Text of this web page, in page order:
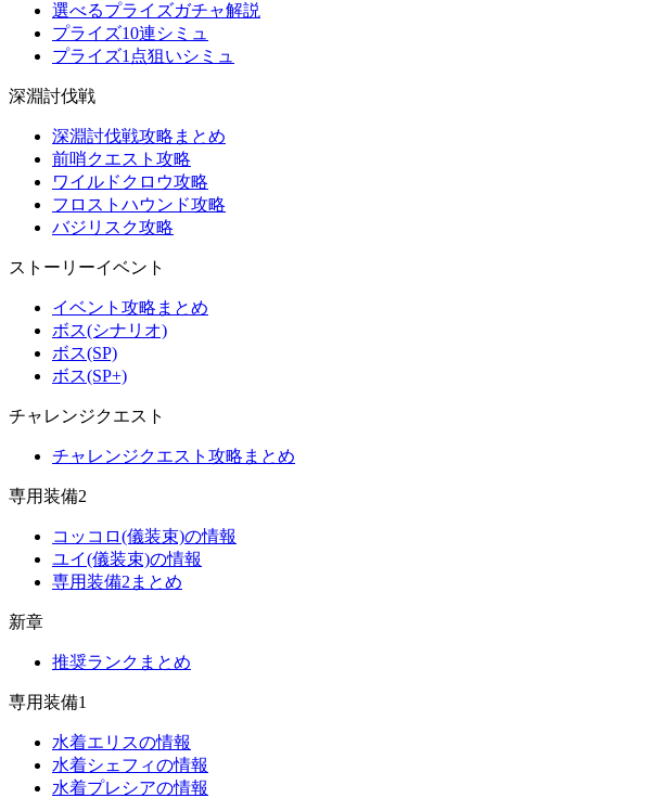
選べるプライズガチャ解説
プライズ10連シミュ
プライズ1点狙いシミュ
深淵討伐戦
深淵討伐戦攻略まとめ
前哨クエスト攻略
ワイルドクロウ攻略
フロストハウンド攻略
バジリスク攻略
ストーリーイベント
イベント攻略まとめ
ボス(シナリオ)
ボス(SP)
ボス(SP+)
チャレンジクエスト
チャレンジクエスト攻略まとめ
専用装備2
コッコロ(儀装束)の情報
ユイ(儀装束)の情報
専用装備2まとめ
新章
推奨ランクまとめ
専用装備1
水着エリスの情報
水着シェフィの情報
水着プレシアの情報